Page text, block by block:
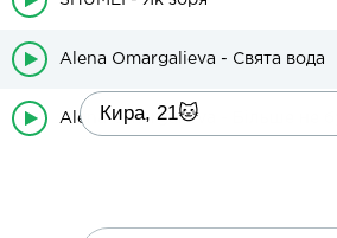
Alena Omargalieva - Свята вода
Alena Omargalieva - Більше не
Кира, 21🐱